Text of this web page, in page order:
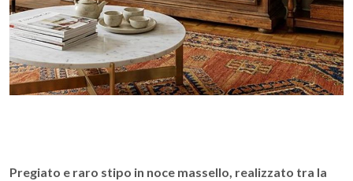
Pregiato e raro stipo in noce massello, realizzato tra la